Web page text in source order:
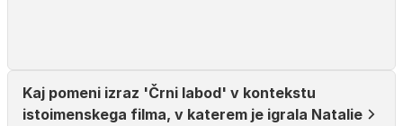
Kaj pomeni izraz 'Črni labod' v kontekstu
istoimenskega filma, v katerem je igrala Natalie